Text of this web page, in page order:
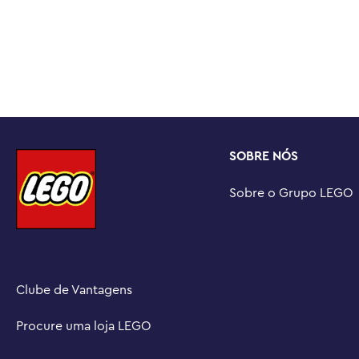
de brinquedo LEGO® colecionável para crianças que
Construção digital interativa – Usando o aplicativo
Conjuntos divertidos LEGO® Star Wars ™ para todas
criem suas próprias histórias criativas ou simplesmente
Construir, brincar e exibir – Este brinquedo de veículo
mede mais de 11 cm (4,5 pol.) de altura, 36 cm (14 pol.)
Clube de Vantagens
Procure uma loja LEGO
SOBRE NÓS
Sobre o Grupo LEGO